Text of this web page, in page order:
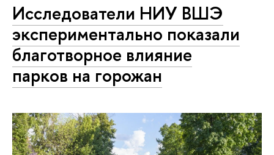
Исследователи НИУ ВШЭ
экспериментально показали
благотворное влияние
парков на горожан